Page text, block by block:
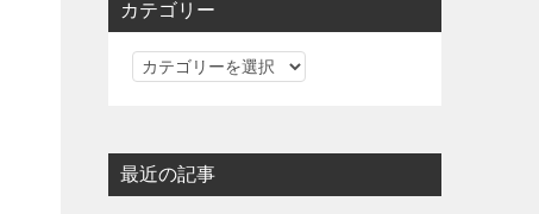
カテゴリー
カ
リ
ー
最近の記事